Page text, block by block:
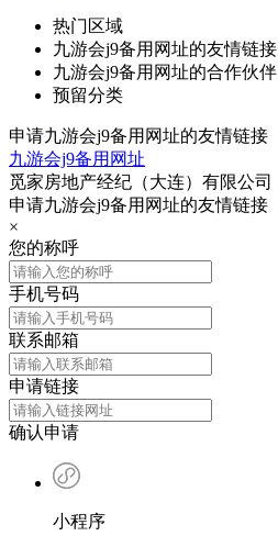
热门区域
九游会j9备用网址的友情链接
九游会j9备用网址的合作伙伴
预留分类
申请九游会j9备用网址的友情链接
九游会j9备用网址
觅家房地产经纪（大连）有限公司
申请九游会j9备用网址的友情链接
×
您的称呼
手机号码
联系邮箱
申请链接
确认申请
小程序